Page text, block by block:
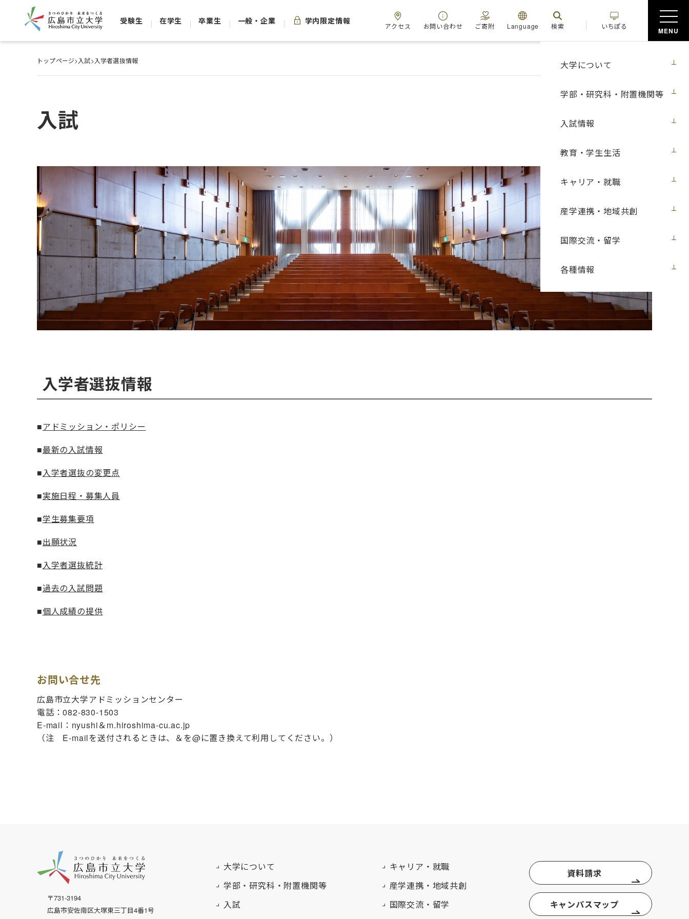
大学について
学部・研究科・附置機関等
入試情報
教育・学生生活
キャリア・就職
産学連携・地域共創
国際交流・留学
各種情報
受験生 在学生 卒業生 一般・企業 学内限定情報
アクセス お問い合わせ ご寄附 Language 検索 いちぽる
MENU
トップページ>入試>入学者選抜情報
入試
入学者選抜情報
■アドミッション・ポリシー
■最新の入試情報
■入学者選抜の変更点
■実施日程・募集人員
■学生募集要項
■出願状況
■入学者選抜統計
■過去の入試問題
■個人成績の提供
お問い合せ先
広島市立大学アドミッションセンター
電話：082-830-1503
E-mail：nyushi＆m.hiroshima-cu.ac.jp
（注 E-mailを送付されるときは、＆を@に置き換えて利用してください。）
〒731-3194
広島市安佐南区大塚東三丁目4番1号
大学について
学部・研究科・附置機関等
入試
キャリア・就職
産学連携・地域共創
国際交流・留学
資料請求
キャンパスマップ